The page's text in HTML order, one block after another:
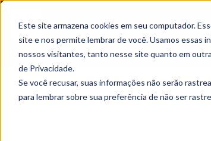
Este site armazena cookies em seu computador.
site e nos permite lembrar de você. Usamos essas
nossos visitantes, tanto nesse site quanto em
de Privacidade.
Se você recusar, suas informações não serão
para lembrar sobre sua preferência de não ser